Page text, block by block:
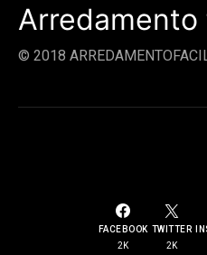
Arredamento
© 2018
FACEBOOK
2K
TWITTER
2K